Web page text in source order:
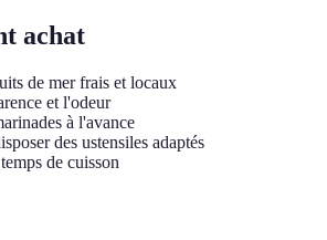
achat
de mer frais et locaux
et l'odeur
à l'avance
des ustensiles adaptés
de cuisson